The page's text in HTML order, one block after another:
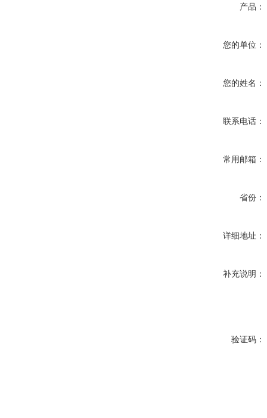
产品：
您的单位：
您的姓名：
联系电话：
常用邮箱：
省份：
详细地址：
补充说明：
验证码：